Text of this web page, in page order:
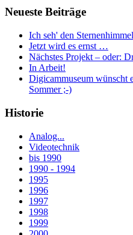
Neueste Beiträge
Ich seh' den
Jetzt wird es ernst …
Nächstes Projekt – oder:
In Arbeit!
Digicammuseum wünscht
Sommer ;-)
Historie
Analog...
Videotechnik
bis 1990
1990 - 1994
1995
1996
1997
1998
1999